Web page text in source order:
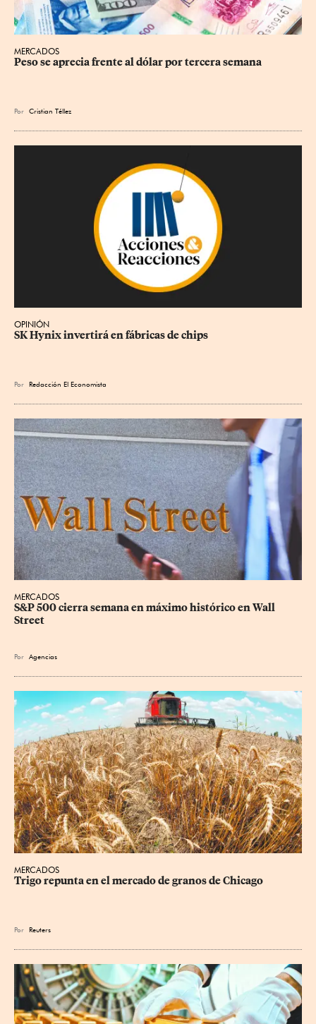
MERCADOS
Peso se aprecia frente al dólar por tercera semana
Por Cristian Téllez
OPINIÓN
SK Hynix invertirá en fábricas de chips
Por Redacción El Economista
MERCADOS
S&P 500 cierra semana en máximo histórico en Wall
Street
Por Agencias
MERCADOS
Trigo repunta en el mercado de granos de Chicago
Por Reuters